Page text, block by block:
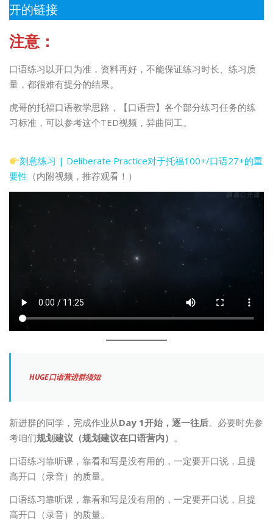
开的链接
注意：
口语练习以开口为准，资料再好，不能保证练习时长、练习质
量，都很难有提分的结果。
虎哥的托福口语教学思路，【口语营】各个部分练习任务的练
习标准，可以参考这个TED视频，异曲同工。
刻意练习 | Deliberate Practice对于托福100+/口语27+的重
要性 （内附视频，推荐观看！）
HUGE口语营进群须知:
新进群的同学，完成作业从Day 1开始，逐一往后。必要时先参
考咱们规划建议（规划建议在口语营内） 。
口语练习靠听课，靠看和写是没有用的，一定要开口说，且提
高开口（录音）的质量。
口语练习靠听课，靠看和写是没有用的，一定要开口说，且提
高开口（录音）的质量。